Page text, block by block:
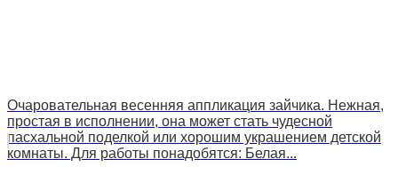
Очаровательная весенняя аппликация зайчика. Нежная,
простая в исполнении, она может стать чудесной
пасхальной поделкой или хорошим украшением детской
комнаты. Для работы понадобятся: Белая...